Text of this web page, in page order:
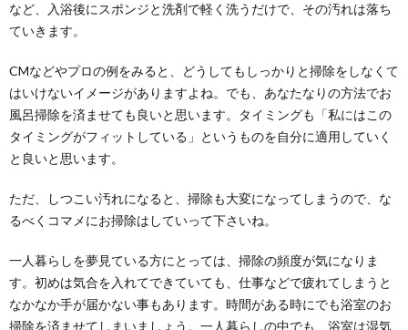
など、入浴後にスポンジと洗剤で軽く洗うだけで、その汚れは落ち
ていきます。
CMなどやプロの例をみると、どうしてもしっかりと掃除をしなくて
はいけないイメージがありますよね。でも、あなたなりの方法でお
風呂掃除を済ませても良いと思います。タイミングも「私にはこの
タイミングがフィットしている」というものを自分に適用していく
と良いと思います。
ただ、しつこい汚れになると、掃除も大変になってしまうので、な
るべくコマメにお掃除はしていって下さいね。
一人暮らしを夢見ている方にとっては、掃除の頻度が気になりま
す。初めは気合を入れてできていても、仕事などで疲れてしまうと
なかなか手が届かない事もあります。時間がある時にでも浴室のお
掃除を済ませてしまいましょう。一人暮らしの中でも、浴室は湿気